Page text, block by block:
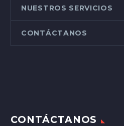
NUESTROS SERVICIOS
CONTÁCTANOS
CONTÁCTANOS